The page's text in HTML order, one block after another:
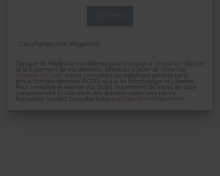
*Ces champs sont obligatoires
Clinique de médecine complémentaire s'engage à ce que la collecte
et le traitement de vos données, effectués à partir de notre site
clinique-mc.com , soient conformes au règlement général sur la
protection des données (RGPD) et à la loi Informatique et Libertés.
Pour connaître et exercer vos droits, notamment de retrait de votre
consentement à l'utilisation des données collectées par ce
formulaire, veuillez consulter notre politique de confidentialité